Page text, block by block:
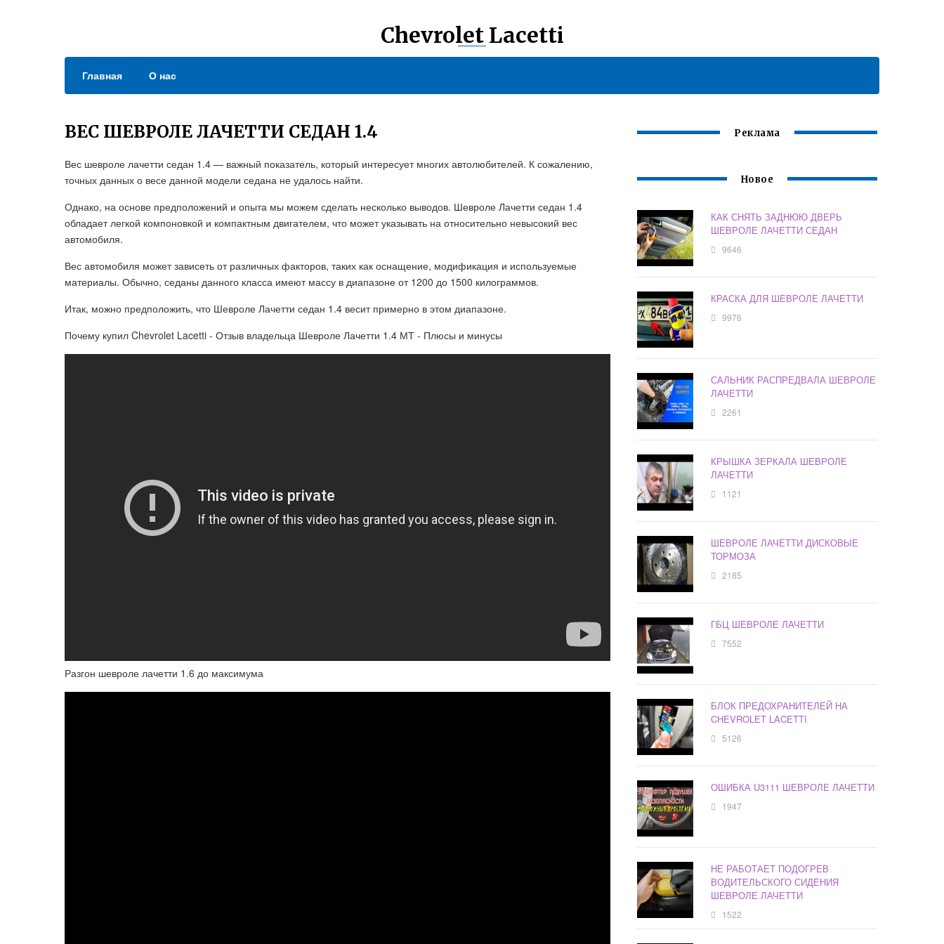
Chevrolet Lacetti
Главная О нас
ВЕС ШЕВРОЛЕ ЛАЧЕТТИ СЕДАН 1.4
Вес шевроле лачетти седан 1.4 — важный показатель, который интересует многих автолюбителей. К сожалению,
точных данных о весе данной модели седана не удалось найти.
Однако, на основе предположений и опыта мы можем сделать несколько выводов. Шевроле Лачетти седан 1.4
обладает легкой компоновкой и компактным двигателем, что может указывать на относительно невысокий вес
автомобиля.
Вес автомобиля может зависеть от различных факторов, таких как оснащение, модификация и используемые
материалы. Обычно, седаны данного класса имеют массу в диапазоне от 1200 до 1500 килограммов.
Итак, можно предположить, что Шевроле Лачетти седан 1.4 весит примерно в этом диапазоне.
Почему купил Chevrolet Lacetti - Отзыв владельца Шевроле Лачетти 1.4 МТ - Плюсы и минусы
Разгон шевроле лачетти 1.6 до максимума
Реклама
Новое
КАК СНЯТЬ ЗАДНЮЮ ДВЕРЬ
ШЕВРОЛЕ ЛАЧЕТТИ СЕДАН
9646
КРАСКА ДЛЯ ШЕВРОЛЕ ЛАЧЕТТИ
9976
САЛЬНИК РАСПРЕДВАЛА ШЕВРОЛЕ
ЛАЧЕТТИ
2261
КРЫШКА ЗЕРКАЛА ШЕВРОЛЕ
ЛАЧЕТТИ
1121
ШЕВРОЛЕ ЛАЧЕТТИ ДИСКОВЫЕ
ТОРМОЗА
2185
ГБЦ ШЕВРОЛЕ ЛАЧЕТТИ
7552
БЛОК ПРЕДОХРАНИТЕЛЕЙ НА
CHEVROLET LACETTI
5126
ОШИБКА U3111 ШЕВРОЛЕ ЛАЧЕТТИ
1947
НЕ РАБОТАЕТ ПОДОГРЕВ
ВОДИТЕЛЬСКОГО СИДЕНИЯ
ШЕВРОЛЕ ЛАЧЕТТИ
1522